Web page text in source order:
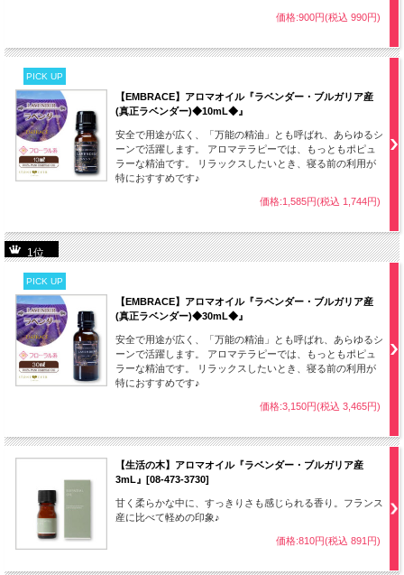
価格:900円(税込 990円)
PICK UP
【EMBRACE】アロマオイル『ラベンダー・ブルガリア産
(真正ラベンダー)◆10mL◆』
安全で用途が広く、「万能の精油」とも呼ばれ、あらゆるシ
ーンで活躍します。 アロマテラピーでは、もっともポピュ
ラーな精油です。 リラックスしたいとき、寝る前の利用が
特におすすめです♪
価格:1,585円(税込 1,744円)
1位
PICK UP
【EMBRACE】アロマオイル『ラベンダー・ブルガリア産
(真正ラベンダー)◆30mL◆』
安全で用途が広く、「万能の精油」とも呼ばれ、あらゆるシ
ーンで活躍します。 アロマテラピーでは、もっともポピュ
ラーな精油です。 リラックスしたいとき、寝る前の利用が
特におすすめです♪
価格:3,150円(税込 3,465円)
【生活の木】アロマオイル『ラベンダー・ブルガリア産
3mL』[08-473-3730]
甘く柔らかな中に、すっきりさも感じられる香り。フランス
産に比べて軽めの印象♪
価格:810円(税込 891円)